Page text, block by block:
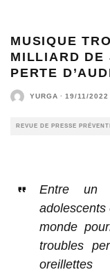
MUSIQUE
MILLIARD DE
PERTE
YURGA · 19/11/2022
REVUE DE PRESSE
Entre un
adolescents
monde
troubles